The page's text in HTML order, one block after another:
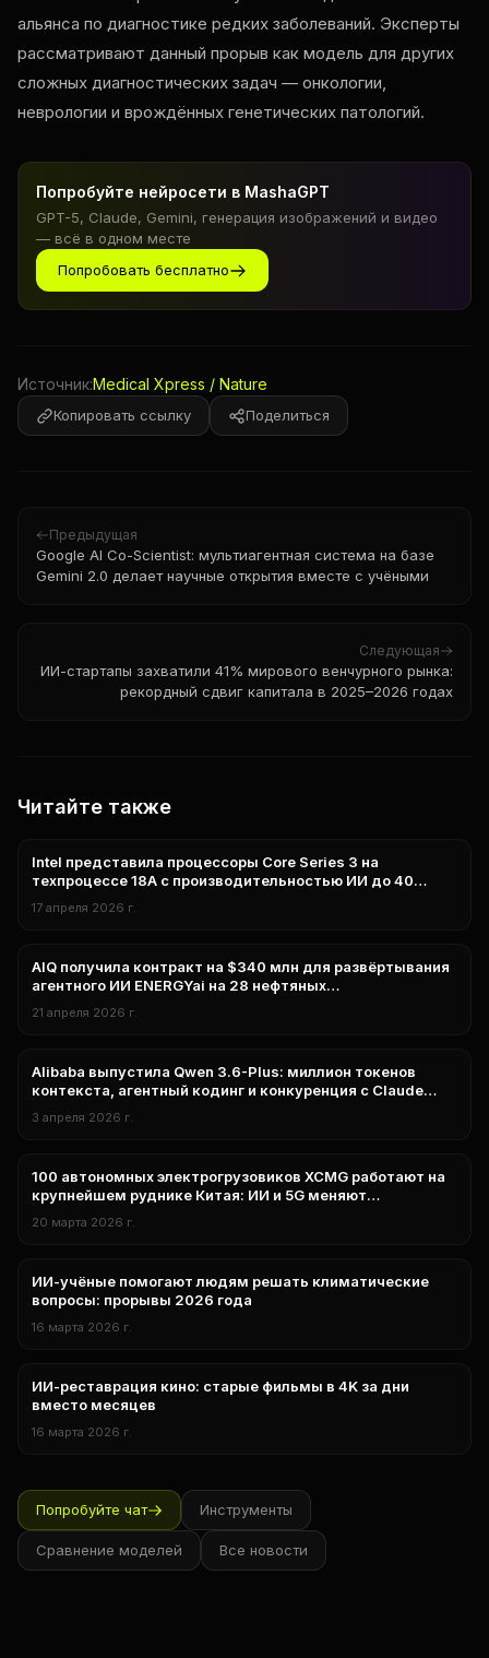
альянса по диагностике редких заболеваний. Эксперты
рассматривают данный прорыв как модель для других
сложных диагностических задач — онкологии,
неврологии и врождённых генетических патологий.
Попробуйте нейросети в MashaGPT
GPT-5, Claude, Gemini, генерация изображений и видео
— всё в одном месте
Попробовать бесплатно
Источник:Medical Xpress / Nature
Копировать ссылку Поделиться
Предыдущая
Google AI Co-Scientist: мультиагентная система на базе
Gemini 2.0 делает научные открытия вместе с учёными
Следующая
ИИ-стартапы захватили 41% мирового венчурного рынка:
рекордный сдвиг капитала в 2025–2026 годах
Читайте также
нейросети
Intel представила процессоры Core Series 3 на
техпроцессе 18A с производительностью ИИ до 40
17 апреля 2026 г.
нейросети
AIQ получила контракт на $340 млн для развёртывания
агентного ИИ ENERGYai на 28 нефтяных
21 апреля 2026 г.
нейросети
Alibaba выпустила Qwen 3.6-Plus: миллион токенов
контекста, агентный кодинг и конкуренция с Claude
3 апреля 2026 г.
технологии
100 автономных электрогрузовиков XCMG работают на
крупнейшем руднике Китая: ИИ и 5G меняют
20 марта 2026 г.
Исследования
ИИ-учёные помогают людям решать климатические
вопросы: прорывы 2026 года
16 марта 2026 г.
Генерация
ИИ-реставрация кино: старые фильмы в 4K за дни
вместо месяцев
16 марта 2026 г.
Попробуйте чат Инструменты
Сравнение моделей Все новости